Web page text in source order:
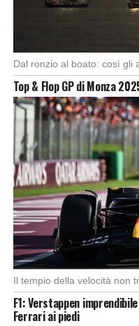
Top & Flop GP di Monza
F1: Verstappen
Ferrari ai piedi